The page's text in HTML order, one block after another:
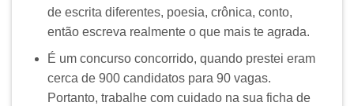
de escrita diferentes, poesia, crônica, conto,
então escreva realmente o que mais te agrada.
É um concurso concorrido, quando prestei eram
cerca de 900 candidatos para 90 vagas.
Portanto, trabalhe com cuidado na sua ficha de